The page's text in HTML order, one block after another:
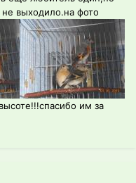
выходило.на фото
им за